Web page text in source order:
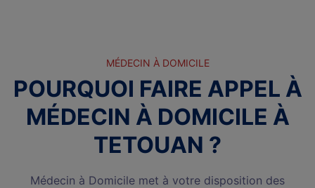
MÉDECIN À DOMICILE
POURQUOI FAIRE APPEL À
MÉDECIN À DOMICILE À
TETOUAN ?
Médecin à Domicile met à votre disposition des